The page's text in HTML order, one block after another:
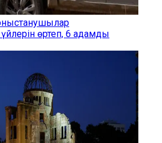
өртеп, 6 адамды